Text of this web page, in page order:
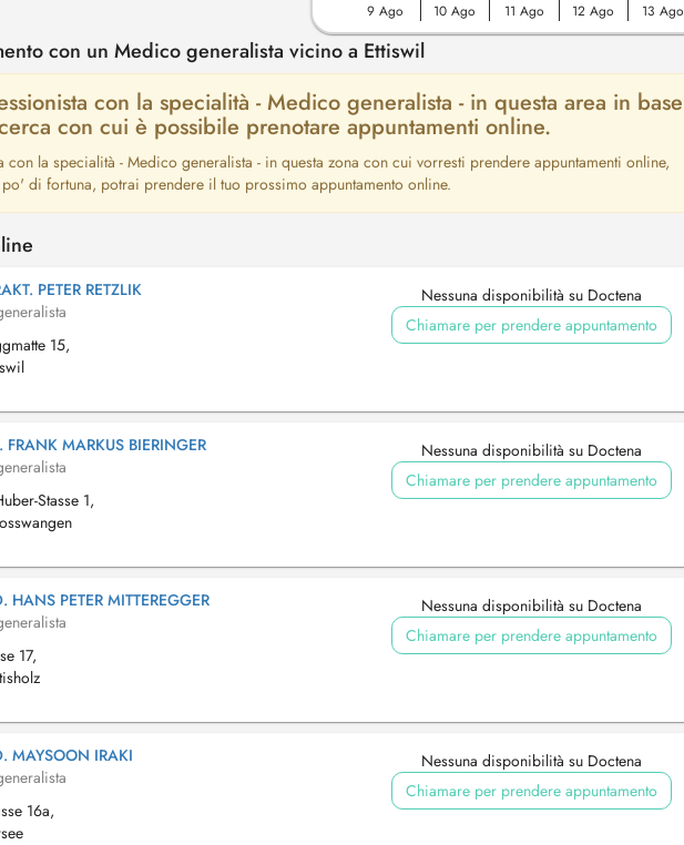
9 Ago 10 Ago 11 Ago 12 Ago 13 Ago
con un Medico generalista vicino a Ettiswil
con la specialità - Medico generalista - in questa area in base
con cui è possibile prenotare appuntamenti online.
la specialità - Medico generalista - in questa zona con cui vorresti prendere appuntamenti online,
di fortuna, potrai prendere il tuo prossimo appuntamento online.
PETER RETZLIK
15,
Nessuna disponibilità su Doctena
Chiamare per prendere appuntamento
FRANK MARKUS BIERINGER
Stasse 1,
Nessuna disponibilità su Doctena
Chiamare per prendere appuntamento
HANS PETER MITTEREGGER
17,
Nessuna disponibilità su Doctena
Chiamare per prendere appuntamento
MAYSOON IRAKI
16a,
Nessuna disponibilità su Doctena
Chiamare per prendere appuntamento